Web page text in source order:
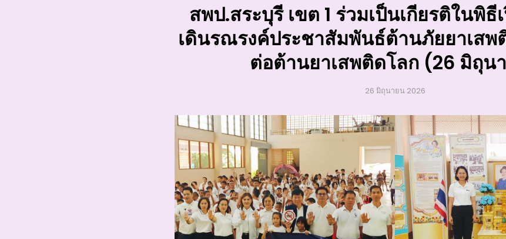
สพป.สระบุรี เขต 1 ร่วมเป็นเกียรติในพิธี
เดินรณรงค์ประชาสัมพันธ์ต้านภัยยาเสพ
ต่อต้านยาเสพติดโลก (26 มิถุน
26 มิถุนายน 2026